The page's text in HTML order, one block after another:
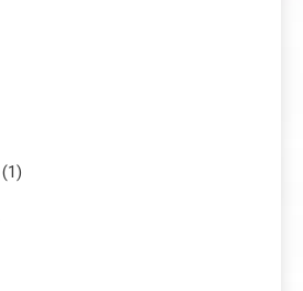
(1)